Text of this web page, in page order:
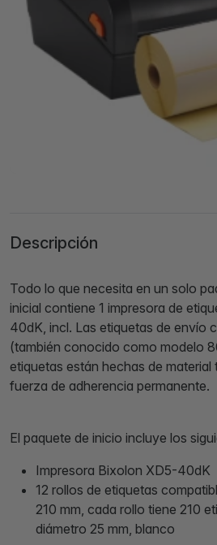
Descripción
Todo lo que necesita en un solo
inicial contiene 1 impresora de
40dK, incl. Las etiquetas de envío
(también conocido como modelo
etiquetas están hechas de material
fuerza de adherencia permanente.
El paquete de inicio incluye los
Impresora Bixolon XD5-40dK
12 rollos de etiquetas
210 mm, cada rollo tiene 210
diámetro 25 mm, blanco